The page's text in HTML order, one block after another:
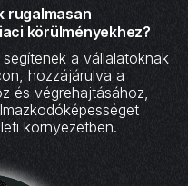
rugalmasan
körülményekhez?
a vállalatoknak
hozzájárulva a
és végrehajtásához,
környezetben.‍